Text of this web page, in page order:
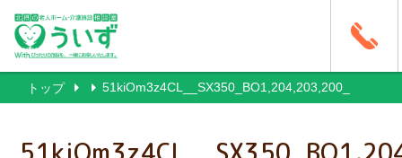
トップ 51kiOm3z4CL__SX350_BO1,204,203,200_